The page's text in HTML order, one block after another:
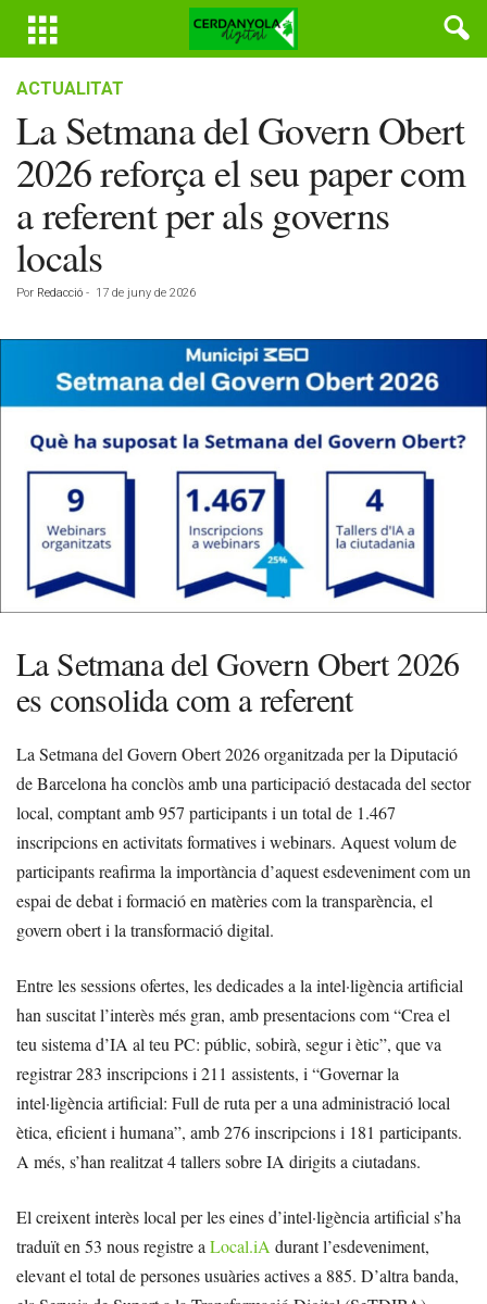
ACTUALITAT
La Setmana del Govern Obert
2026 reforça el seu paper com
a referent per als governs
locals
Por Redacció - 17 de juny de 2026
La Setmana del Govern Obert 2026
es consolida com a referent
La Setmana del Govern Obert 2026 organitzada per la Diputació
de Barcelona ha conclòs amb una participació destacada del sector
local, comptant amb 957 participants i un total de 1.467
inscripcions en activitats formatives i webinars. Aquest volum de
participants reafirma la importància d’aquest esdeveniment com un
espai de debat i formació en matèries com la transparència, el
govern obert i la transformació digital.
Entre les sessions ofertes, les dedicades a la intel·ligència artificial
han suscitat l’interès més gran, amb presentacions com “Crea el
teu sistema d’IA al teu PC: públic, sobirà, segur i ètic”, que va
registrar 283 inscripcions i 211 assistents, i “Governar la
intel·ligència artificial: Full de ruta per a una administració local
ètica, eficient i humana”, amb 276 inscripcions i 181 participants.
A més, s’han realitzat 4 tallers sobre IA dirigits a ciutadans.
El creixent interès local per les eines d’intel·ligència artificial s’ha
traduït en 53 nous registre a Local.iA durant l’esdeveniment,
elevant el total de persones usuàries actives a 885. D’altra banda,